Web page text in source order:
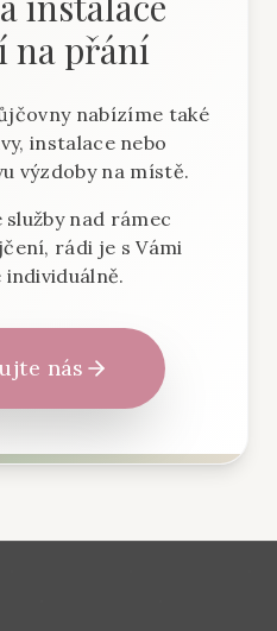
na přání
nabízíme také
instalace nebo
výzdoby na místě.
nad rámec
rádi je s Vámi
nás